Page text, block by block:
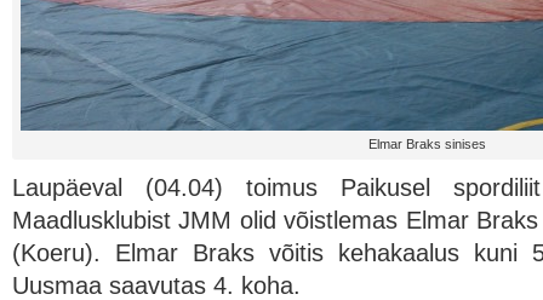
Elmar Braks sinises
Laupäeval (04.04) toimus Paikusel
Maadlusklubist JMM olid võistlemas Elmar
(Koeru). Elmar Braks võitis kehakaalus kuni
Uusmaa saavutas 4. koha.